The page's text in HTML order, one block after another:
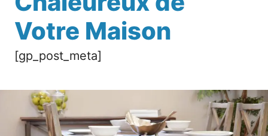
Votre Maison
[gp_post_meta]